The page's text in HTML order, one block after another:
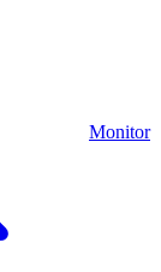
Monitor